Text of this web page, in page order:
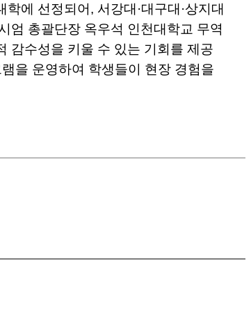
에 선정되어, 서강대·대구대·상지대
엄 총괄단장 옥우석 인천대학교 무역
감수성을 키울 수 있는 기회를 제공
을 운영하여 학생들이 현장 경험을